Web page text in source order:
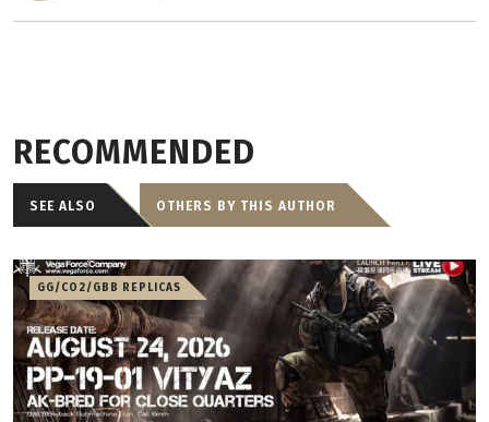
RECOMMENDED
SEE ALSO OTHERS BY THIS AUTHOR
GG/CO2/GBB REPLICAS